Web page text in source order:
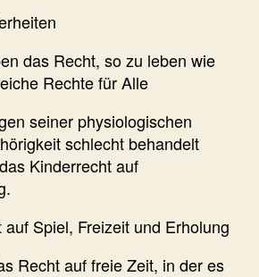
das Recht, so zu leben wie
Rechte für Alle
seiner physiologischen
schlecht behandelt
Kinderrecht auf
auf Spiel, Freizeit und Erholung
Recht auf freie Zeit, in der es